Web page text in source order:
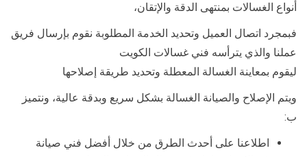
أنواع الغسالات بمنتهى الدقة والإتقان،
فبمجرد اتصال العميل وتحديد الخدمة المطلوبة نقوم بإرسال فريق
عملنا والذي يترأسه فني غسالات الكويت
ليقوم بمعاينة الغسالة المعطلة وتحديد طريقة إصلاحها
ويتم الإصلاح والصيانة الغسالة بشكل سريع وبدقة عالية، ونتميز
ب:
اطلاعنا على أحدث الطرق من خلال أفضل فني صيانة